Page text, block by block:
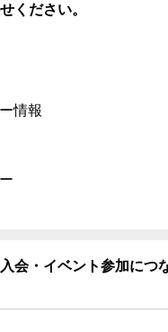
ください。
情報
会・イベント参加につ